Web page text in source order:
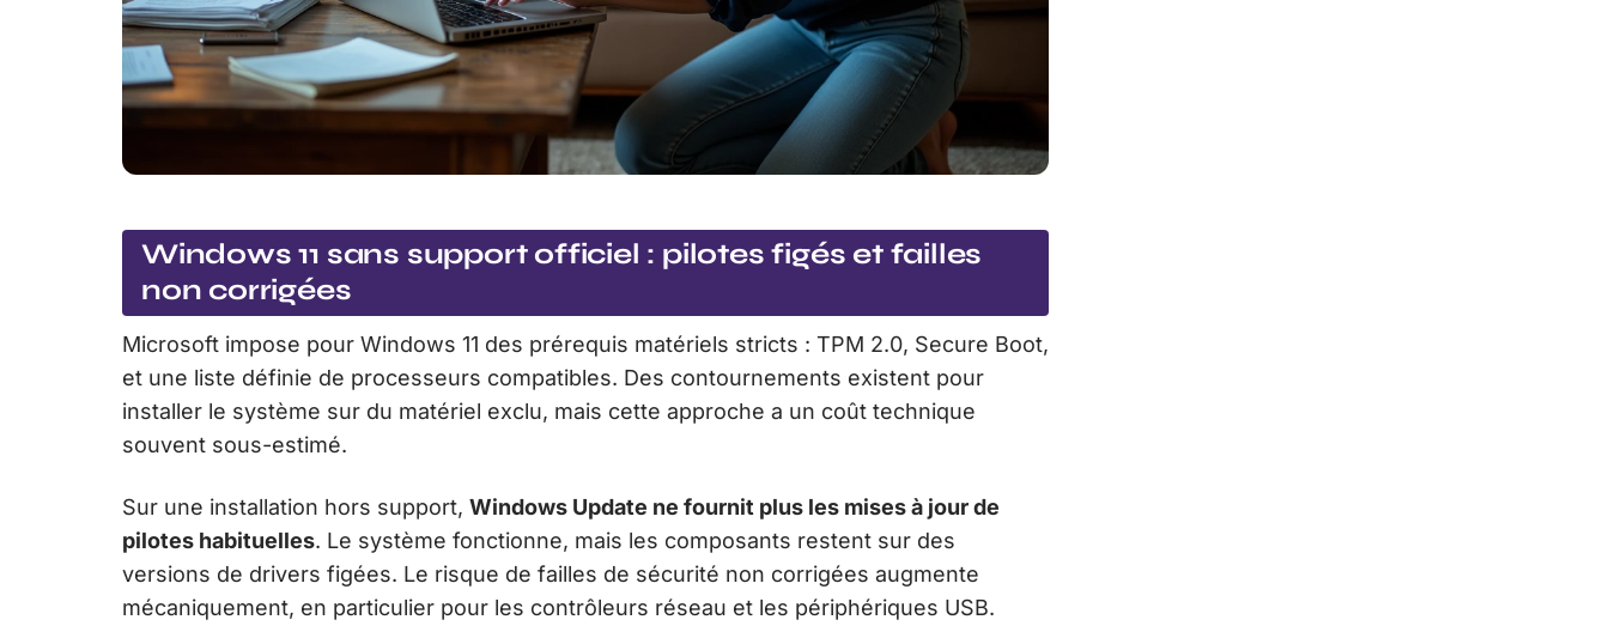
Windows 11 sans support officiel : pilotes figés et failles
non corrigées
Microsoft impose pour Windows 11 des prérequis matériels stricts : TPM 2.0, Secure Boot,
et une liste définie de processeurs compatibles. Des contournements existent pour
installer le système sur du matériel exclu, mais cette approche a un coût technique
souvent sous-estimé.
Sur une installation hors support, Windows Update ne fournit plus les mises à jour de
pilotes habituelles. Le système fonctionne, mais les composants restent sur des
versions de drivers figées. Le risque de failles de sécurité non corrigées augmente
mécaniquement, en particulier pour les contrôleurs réseau et les périphériques USB.